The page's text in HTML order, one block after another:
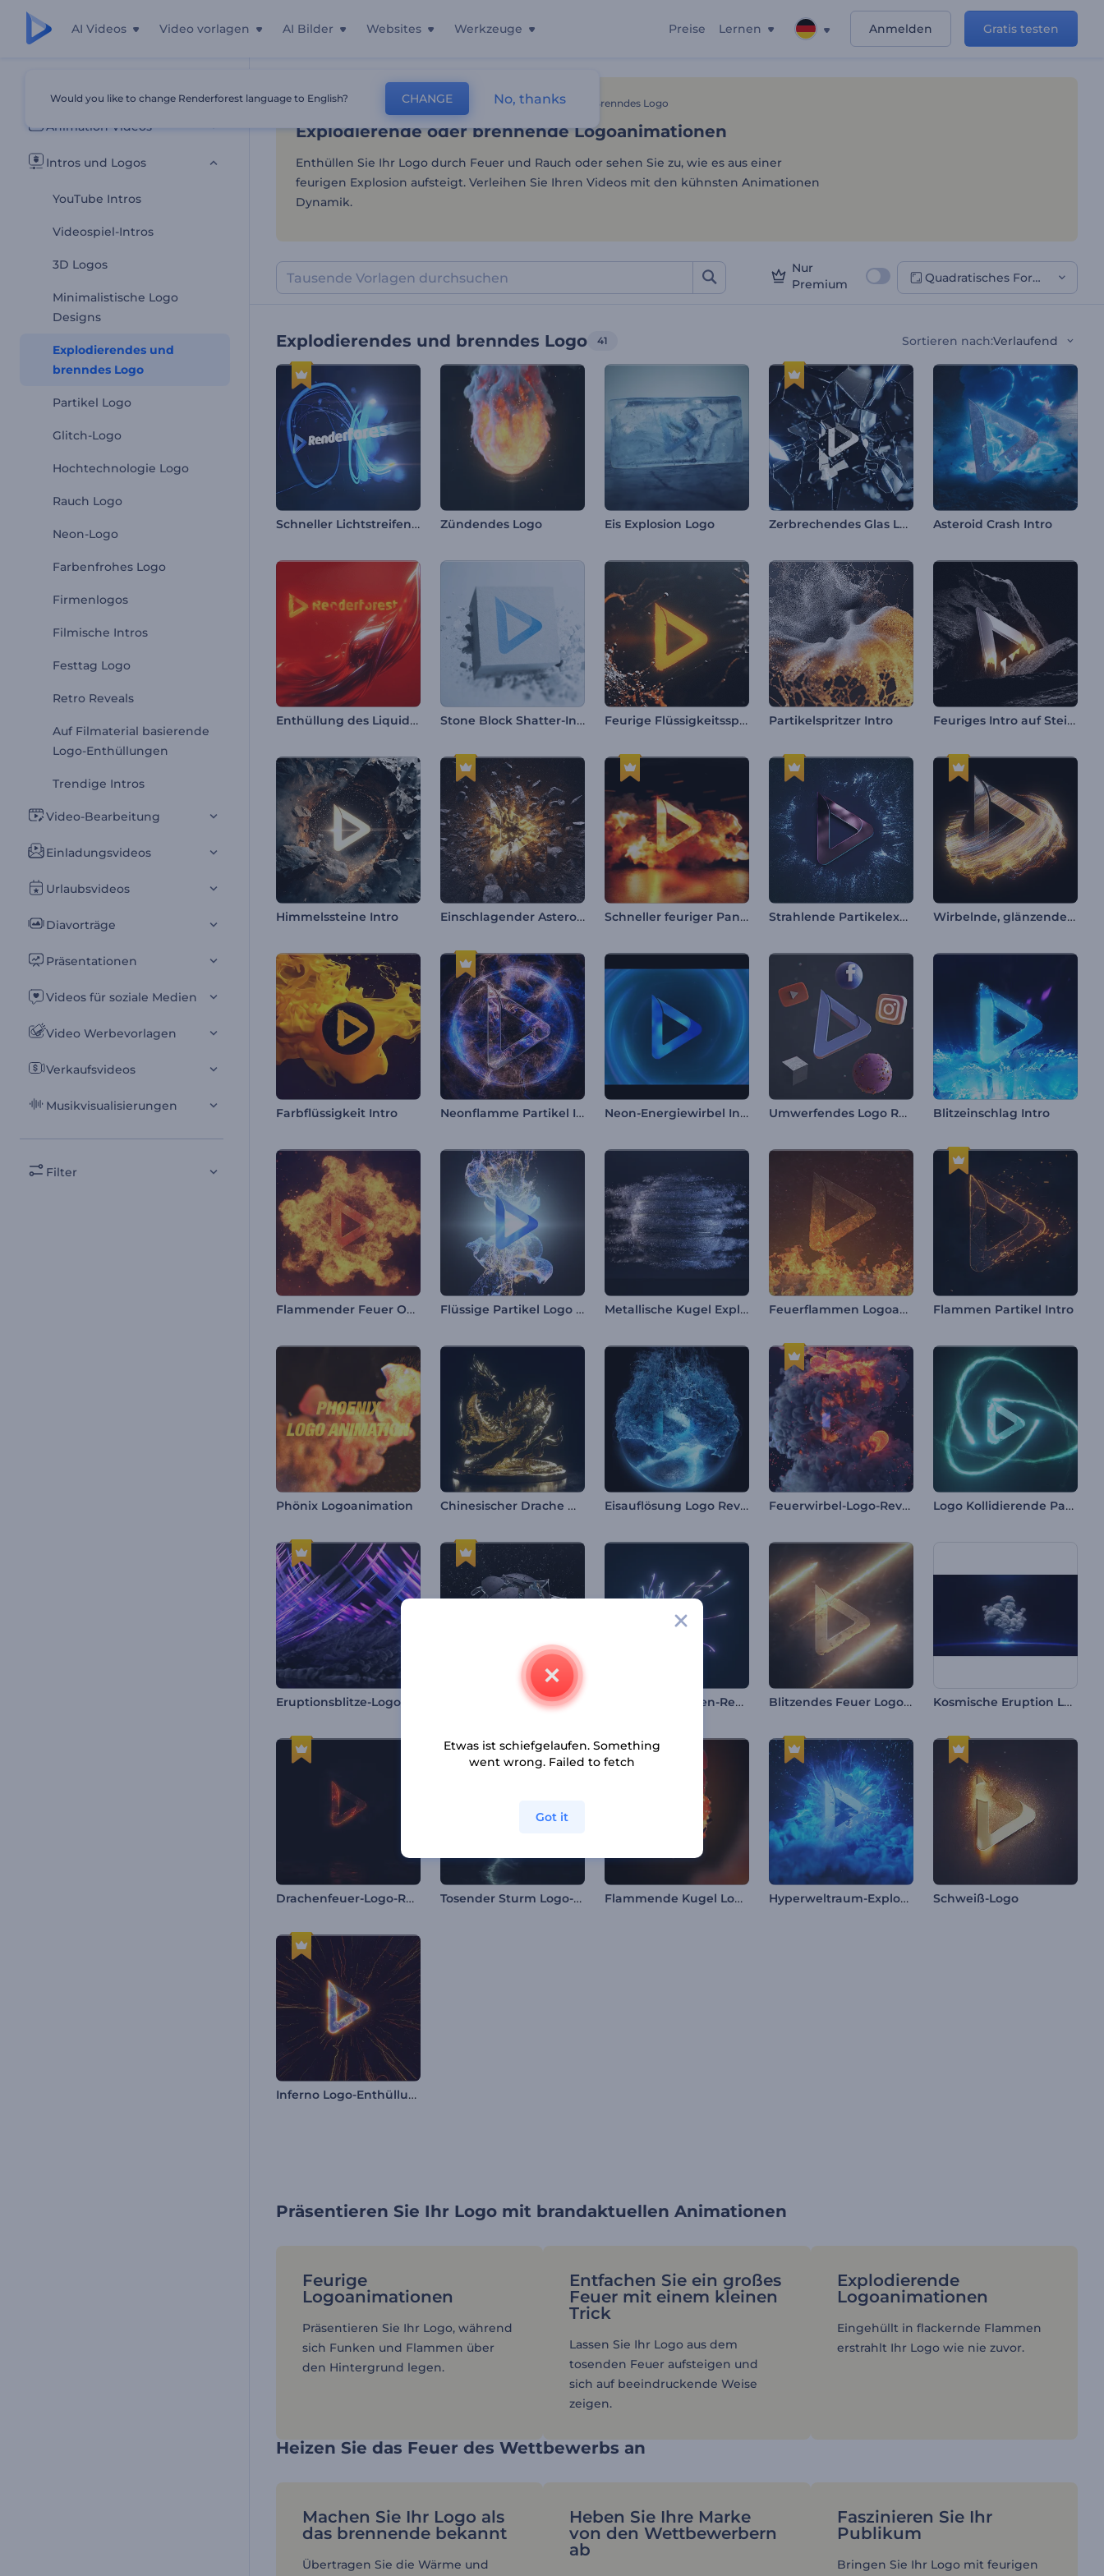
AI Videos Video vorlagen AI Bilder Websites Werkzeuge Preise Lernen Anmelden Gratis testen
Alle Vorlagen
Animation Videos
Intros und Logos
YouTube Intros
Videospiel-Intros
3D Logos
Minimalistische Logo
Designs
Explodierendes und
brenndes Logo
Partikel Logo
Glitch-Logo
Hochtechnologie Logo
Rauch Logo
Neon-Logo
Farbenfrohes Logo
Firmenlogos
Filmische Intros
Festtag Logo
Retro Reveals
Auf Filmaterial basierende
Logo-Enthüllungen
Trendige Intros
Video-Bearbeitung
Einladungsvideos
Urlaubsvideos
Diavorträge
Präsentationen
Videos für soziale Medien
Video Werbevorlagen
Verkaufsvideos
Musikvisualisierungen
Filter
Explodierende oder brennende Logoanimationen
Startseite Intros Und Logos Explodierendes Und Brenndes Logo
Explodierende oder brennende Logoanimationen
Enthüllen Sie Ihr Logo durch Feuer und Rauch oder sehen Sie zu, wie es aus einer
feurigen Explosion aufsteigt. Verleihen Sie Ihren Videos mit den kühnsten Animationen
Dynamik.
Nur
Premium
Quadratisches Format
Explodierendes und brenndes Logo 41 Sortieren nach:Verlaufend
Schneller Lichtstreifen-Logo Zündendes Logo Eis Explosion Logo Zerbrechendes Glas Logoanimation Asteroid Crash Intro
Enthüllung des Liquid Fusion-Logos Stone Block Shatter-Intro Feurige Flüssigkeitsspritzer Intro Partikelspritzer Intro Feuriges Intro auf Steinsockel
Himmelssteine Intro Einschlagender Asteroiden-Intro Schneller feuriger Panther Intro Strahlende Partikelexplosion Intro Wirbelnde, glänzende Partikel Intro
Farbflüssigkeit Intro Neonflamme Partikel Intro Neon-Energiewirbel Intro Umwerfendes Logo Reveal Blitzeinschlag Intro
Flammender Feuer Opener Flüssige Partikel Logo Reveal Metallische Kugel Explosion Intro Feuerflammen Logoanimation Flammen Partikel Intro
Phönix Logoanimation Chinesischer Drache Opener Eisauflösung Logo Reveal Feuerwirbel-Logo-Reveal Logo Kollidierende Partikel
Epische Sphäreneruption Logo Glühende Streifen-Reveal-Logo Blitzendes Feuer Logo-Reveal Kosmische Eruption Logo
Drachenfeuer-Logo-Reveal Tosender Sturm Logo-Reveal Flammende Kugel Logo-Reveal Hyperweltraum-Explosionslogo Schweiß-Logo
Inferno Logo-Enthüllung
Präsentieren Sie Ihr Logo mit brandaktuellen Animationen
Feurige
Logoanimationen
Präsentieren Sie Ihr Logo, während
sich Funken und Flammen über
den Hintergrund legen.
Entfachen Sie ein großes
Feuer mit einem kleinen
Trick
Lassen Sie Ihr Logo aus dem
tosenden Feuer aufsteigen und
sich auf beeindruckende Weise
zeigen.
Explodierende
Logoanimationen
Eingehüllt in flackernde Flammen
erstrahlt Ihr Logo wie nie zuvor.
Heizen Sie das Feuer des Wettbewerbs an
Machen Sie Ihr Logo als
das brennende bekannt
Übertragen Sie die Wärme und
Heben Sie Ihre Marke
von den Wettbewerbern
ab
Faszinieren Sie Ihr
Publikum
Bringen Sie Ihr Logo mit feurigen
Would you like to change Renderforest language to English? CHANGE No, thanks
Etwas ist schiefgelaufen. Something
went wrong. Failed to fetch
Got it